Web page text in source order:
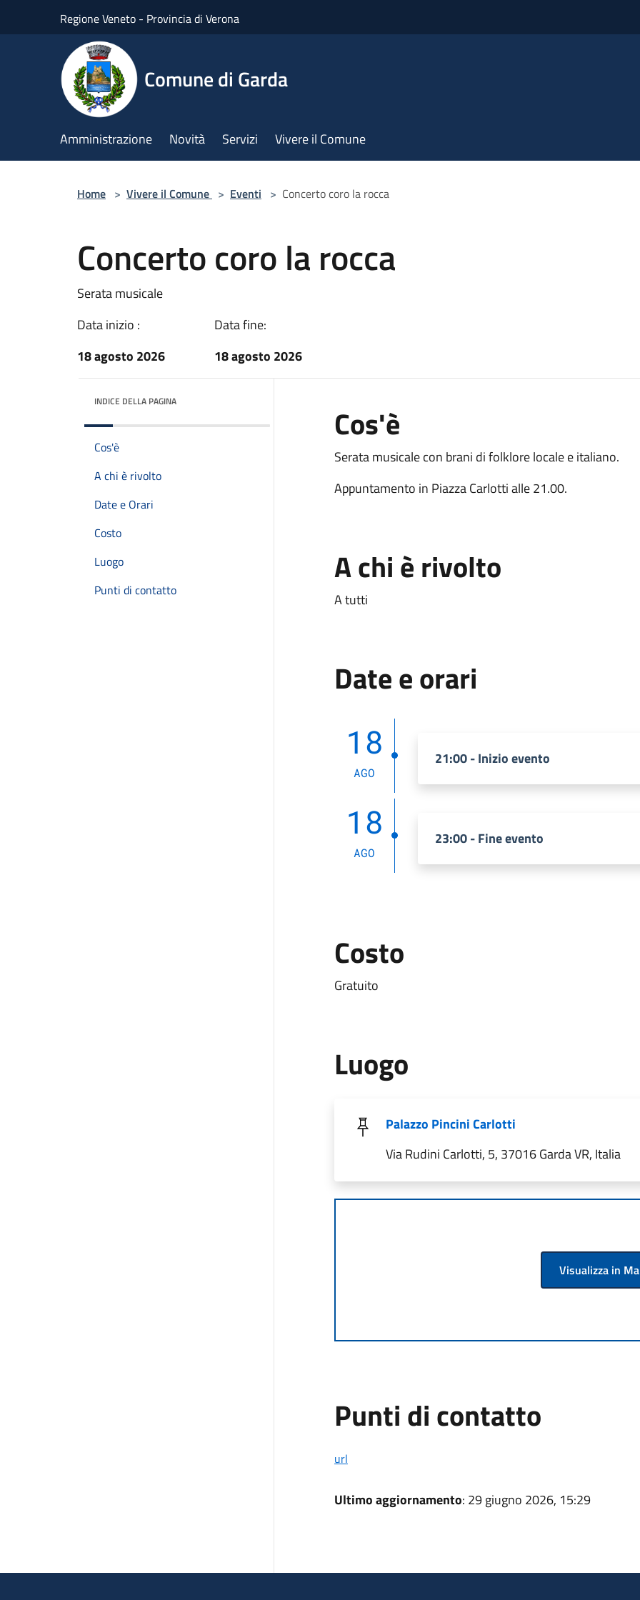
Regione Veneto - Provincia di Verona
Comune di Garda
Amministrazione Novità Servizi Vivere il Comune
Home > Vivere il Comune > Eventi > Concerto coro la rocca
Concerto coro la rocca
Serata musicale
Data inizio :
18 agosto 2026
Data fine:
18 agosto 2026
INDICE DELLA PAGINA
Cos'è
A chi è rivolto
Date e Orari
Costo
Luogo
Punti di contatto
Cos'è
Serata musicale con brani di folklore locale e italiano.
Appuntamento in Piazza Carlotti alle 21.00.
A chi è rivolto
A tutti
Date e orari
18
AGO
21:00 - Inizio evento
18
AGO
23:00 - Fine evento
Costo
Gratuito
Luogo
Palazzo Pincini Carlotti
Via Rudini Carlotti, 5, 37016 Garda VR, Italia
Visualizza in
Punti di contatto
url
Ultimo aggiornamento: 29 giugno 2026, 15:29